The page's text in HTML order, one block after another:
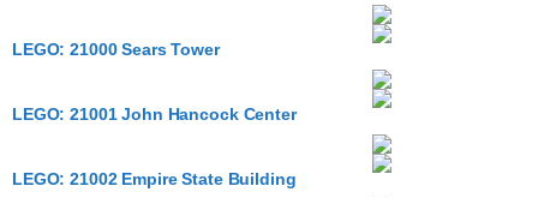
LEGO: 21000 Sears Tower
LEGO: 21001 John Hancock Center
LEGO: 21002 Empire State Building